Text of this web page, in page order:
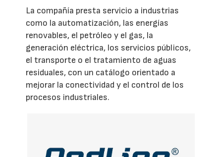
La compañía presta servicio a industrias
como la automatización, las energías
renovables, el petróleo y el gas, la
generación eléctrica, los servicios públicos,
el transporte o el tratamiento de aguas
residuales, con un catálogo orientado a
mejorar la conectividad y el control de los
procesos industriales.